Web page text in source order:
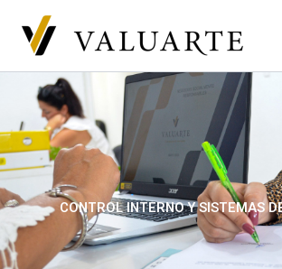
contenido
CONTROL INTERNO Y SISTEMAS